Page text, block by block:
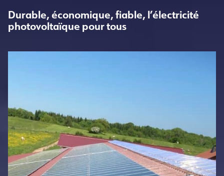
Durable, économique, fiable, l’électricité
photovoltaïque pour tous